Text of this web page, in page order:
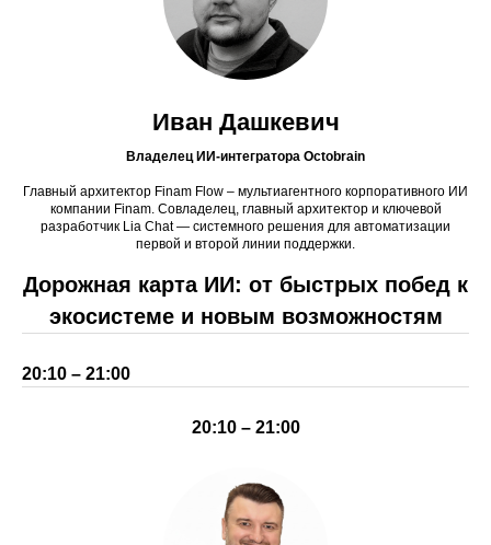
Иван Дашкевич
Владелец ИИ-интегратора Octobrain
Главный архитектор Finam Flow – мультиагентного корпоративного ИИ
компании Finam. Совладелец, главный архитектор и ключевой
разработчик Lia Chat — системного решения для автоматизации
первой и второй линии поддержки.
Дорожная карта ИИ: от быстрых побед к
экосистеме и новым возможностям
20:10 – 21:00
20:10 – 21:00